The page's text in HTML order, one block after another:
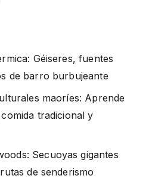
Géiseres, fuentes
de barro burbujeante
maoríes: Aprende
tradicional y
Secuoyas gigantes
de senderismo